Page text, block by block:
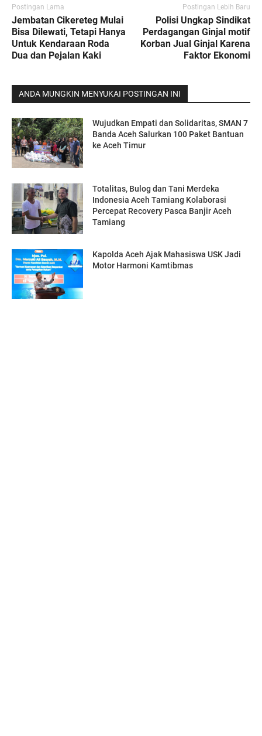
Postingan Lama
Jembatan Cikereteg Mulai
Bisa Dilewati, Tetapi Hanya
Untuk Kendaraan Roda
Dua dan Pejalan Kaki
Postingan Lebih Baru
Polisi Ungkap Sindikat
Perdagangan Ginjal motif
Korban Jual Ginjal Karena
Faktor Ekonomi
ANDA MUNGKIN MENYUKAI POSTINGAN INI
Wujudkan Empati dan Solidaritas, SMAN 7
Banda Aceh Salurkan 100 Paket Bantuan
ke Aceh Timur
Totalitas, Bulog dan Tani Merdeka
Indonesia Aceh Tamiang Kolaborasi
Percepat Recovery Pasca Banjir Aceh
Tamiang
Kapolda Aceh Ajak Mahasiswa USK Jadi
Motor Harmoni Kamtibmas